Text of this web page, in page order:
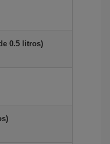
0.5 litros)